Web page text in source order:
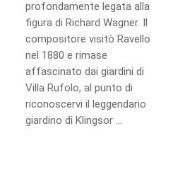
profondamente legata alla
figura di Richard Wagner. Il
compositore visitò Ravello
nel 1880 e rimase
affascinato dai giardini di
Villa Rufolo, al punto di
riconoscervi il leggendario
giardino di Klingsor ...